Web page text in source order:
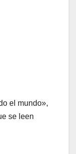
el mundo»,
se leen